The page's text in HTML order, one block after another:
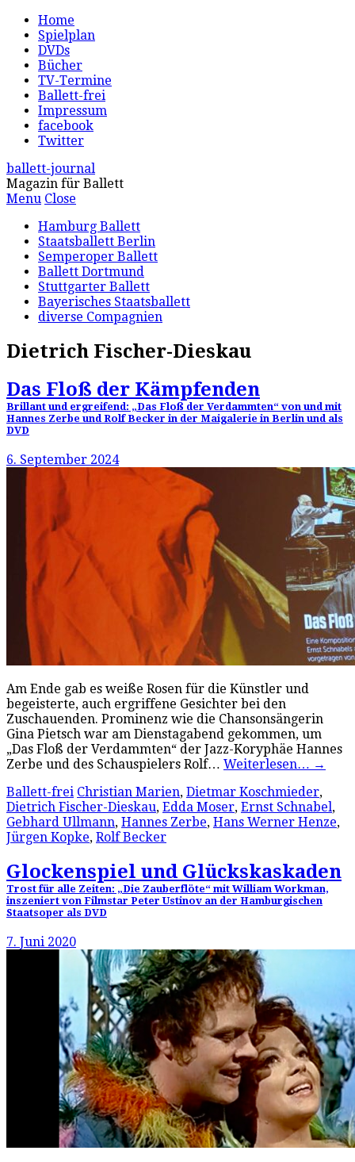
Home
Spielplan
DVDs
Bücher
TV-Termine
Ballett-frei
Impressum
facebook
Twitter
ballett-journal
Magazin für Ballett
Menu Close
Hamburg Ballett
Staatsballett Berlin
Semperoper Ballett
Ballett Dortmund
Stuttgarter Ballett
Bayerisches Staatsballett
diverse Compagnien
Dietrich Fischer-Dieskau
Das Floß der Kämpfenden
Brillant und ergreifend: „Das Floß der Verdammten“ von und mit
Hannes Zerbe und Rolf Becker in der Maigalerie in Berlin und als
DVD
6. September 2024
Am Ende gab es weiße Rosen für die Künstler und
begeisterte, auch ergriffene Gesichter bei den
Zuschauenden. Prominenz wie die Chansonsängerin
Gina Pietsch war am Dienstagabend gekommen, um
„Das Floß der Verdammten“ der Jazz-Koryphäe Hannes
Zerbe und des Schauspielers Rolf… Weiterlesen… →
Ballett-frei Christian Marien, Dietmar Koschmieder,
Dietrich Fischer-Dieskau, Edda Moser, Ernst Schnabel,
Gebhard Ullmann, Hannes Zerbe, Hans Werner Henze,
Jürgen Kopke, Rolf Becker
Glockenspiel und Glückskaskaden
Trost für alle Zeiten: „Die Zauberflöte“ mit William Workman,
inszeniert von Filmstar Peter Ustinov an der Hamburgischen
Staatsoper als DVD
7. Juni 2020